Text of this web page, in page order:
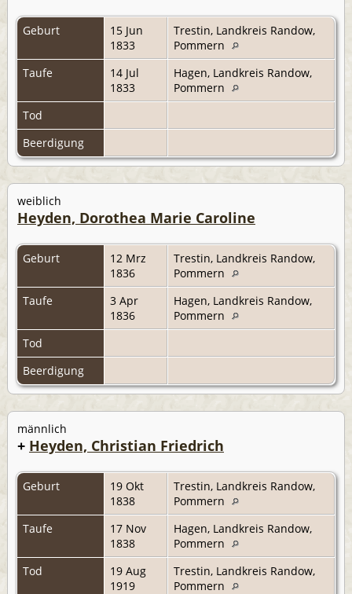
Geburt
15 Jun
1833
Trestin, Landkreis Randow,
Pommern
Taufe
14 Jul
1833
Hagen, Landkreis Randow,
Pommern
Tod
Beerdigung
weiblich
Heyden, Dorothea Marie Caroline
Geburt
12 Mrz
1836
Trestin, Landkreis Randow,
Pommern
Taufe
3 Apr
1836
Hagen, Landkreis Randow,
Pommern
Tod
Beerdigung
männlich
+ Heyden, Christian Friedrich
Geburt
19 Okt
1838
Trestin, Landkreis Randow,
Pommern
Taufe
17 Nov
1838
Hagen, Landkreis Randow,
Pommern
Tod
19 Aug
1919
Trestin, Landkreis Randow,
Pommern